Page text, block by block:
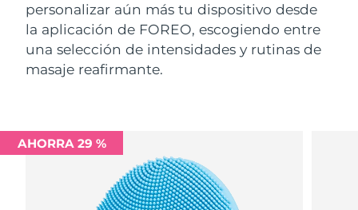
personalizar aún más tu dispositivo desde
la aplicación de FOREO, escogiendo entre
una selección de intensidades y rutinas de
masaje reafirmante.
AHORRA 29 %